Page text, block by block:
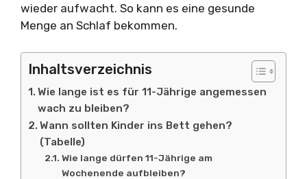
wieder aufwacht. So kann es eine gesunde
Menge an Schlaf bekommen.
Inhaltsverzeichnis
Wie lange ist es für 11-Jährige angemessen
wach zu bleiben?
Wann sollten Kinder ins Bett gehen?
(Tabelle)
Wie lange dürfen 11-Jährige am
Wochenende aufbleiben?